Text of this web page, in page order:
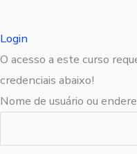
Login
O acesso a este curso
credenciais abaixo!
Nome de usuário ou